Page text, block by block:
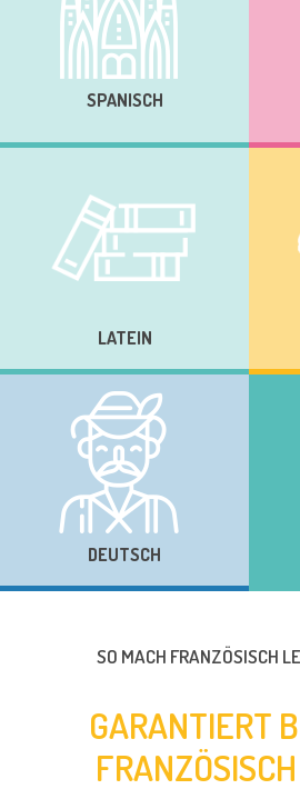
SPANISCH
LATEIN
DEUTSCH
SO MACH FRANZÖSISCH
GARANTIERT